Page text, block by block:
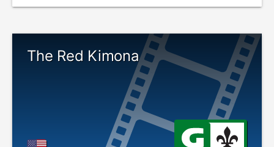
The Red Kimona